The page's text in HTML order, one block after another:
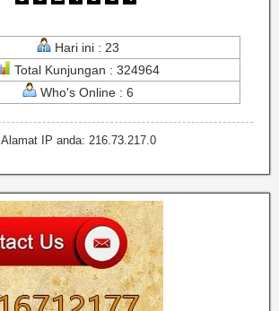
Hari ini : 23
Total Kunjungan : 324964
Who's Online : 6
Alamat IP anda: 216.73.217.0